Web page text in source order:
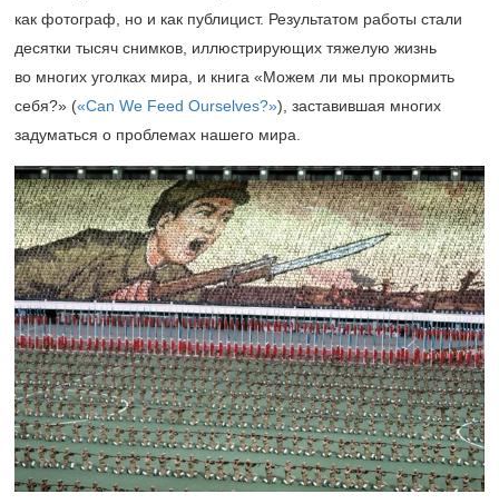
как фотограф, но и как публицист. Результатом работы стали
десятки тысяч снимков, иллюстрирующих тяжелую жизнь
во многих уголках мира, и книга «Можем ли мы прокормить
себя?» («Can We Feed Ourselves?»), заставившая многих
задуматься о проблемах нашего мира.